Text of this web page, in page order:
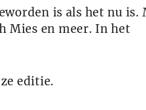
is als het nu is.
Mies en meer. In het
editie.